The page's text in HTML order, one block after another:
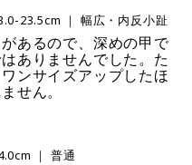
23.5cm ｜ 幅広・内反小趾
あるので、深めの甲で
ありませんでした。た
ンサイズアップしたほ
せん。
｜ 普通